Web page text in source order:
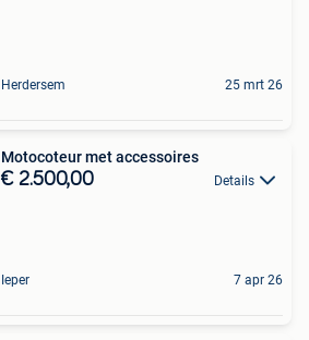
Herdersem 25 mrt 26
Motocoteur met accessoires
€ 2.500,00 Details
Ieper 7 apr 26